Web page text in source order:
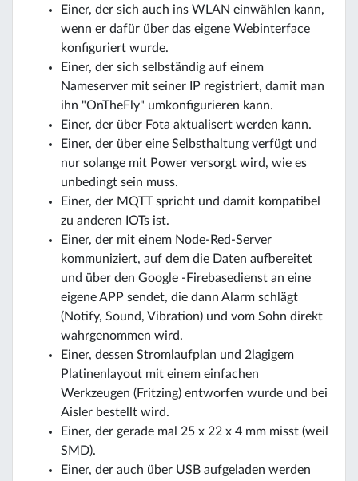
Einer, der sich auch ins WLAN einwählen kann,
wenn er dafür über das eigene Webinterface
konfiguriert wurde.
Einer, der sich selbständig auf einem
Nameserver mit seiner IP registriert, damit man
ihn "OnTheFly" umkonfigurieren kann.
Einer, der über Fota aktualisert werden kann.
Einer, der über eine Selbsthaltung verfügt und
nur solange mit Power versorgt wird, wie es
unbedingt sein muss.
Einer, der MQTT spricht und damit kompatibel
zu anderen IOTs ist.
Einer, der mit einem Node-Red-Server
kommuniziert, auf dem die Daten aufbereitet
und über den Google -Firebasedienst an eine
eigene APP sendet, die dann Alarm schlägt
(Notify, Sound, Vibration) und vom Sohn direkt
wahrgenommen wird.
Einer, dessen Stromlaufplan und 2lagigem
Platinenlayout mit einem einfachen
Werkzeugen (Fritzing) entworfen wurde und bei
Aisler bestellt wird.
Einer, der gerade mal 25 x 22 x 4 mm misst (weil
SMD).
Einer, der auch über USB aufgeladen werden